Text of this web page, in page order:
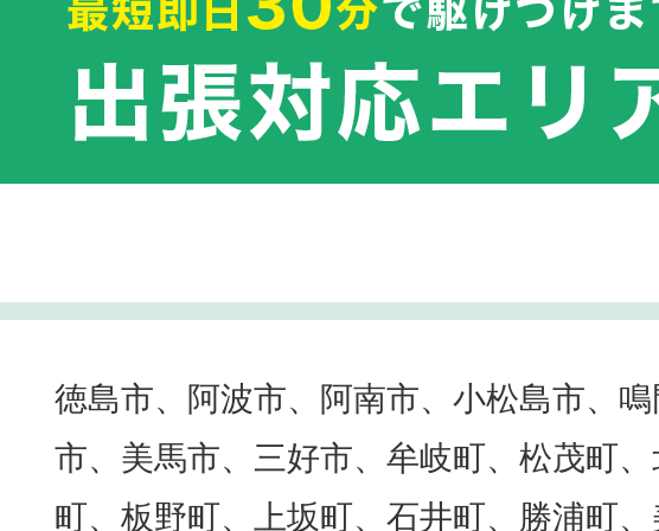
徳島市、阿波市、阿南市、小松島市、
市、美馬市、三好市、牟岐町、松茂町
町、板野町、上坂町、石井町、勝浦町